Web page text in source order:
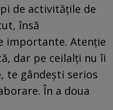
de activitățile de
însă
importante. Atenție
dar pe ceilalți nu îi
te gândești serios
În a doua